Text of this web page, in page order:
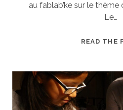
au fablab’ke sur le
Le…
READ THE